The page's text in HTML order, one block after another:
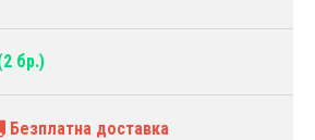
бр.)
Безплатна доставка